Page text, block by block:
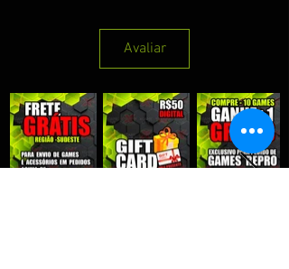
Avaliar